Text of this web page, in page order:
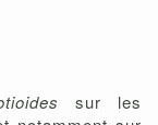
sur les